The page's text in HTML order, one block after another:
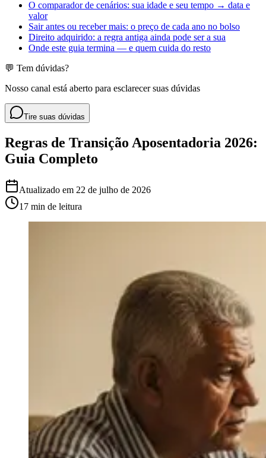
O comparador de cenários: sua idade e seu tempo → data e
valor
Sair antes ou receber mais: o preço de cada ano no bolso
Direito adquirido: a regra antiga ainda pode ser a sua
Onde este guia termina — e quem cuida do resto
💬 Tem dúvidas?
Nosso canal está aberto para esclarecer suas dúvidas
Tire suas dúvidas
Regras de Transição Aposentadoria 2026:
Guia Completo
Atualizado em 22 de julho de 2026
17 min de leitura